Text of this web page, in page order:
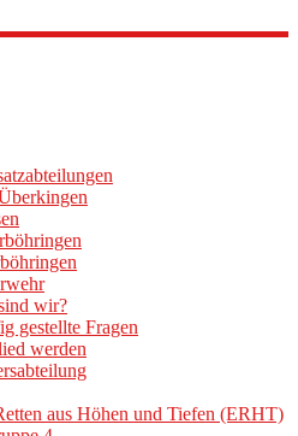
wir?
gestellte Fragen
werden
aus Höhen und Tiefen (ERHT)